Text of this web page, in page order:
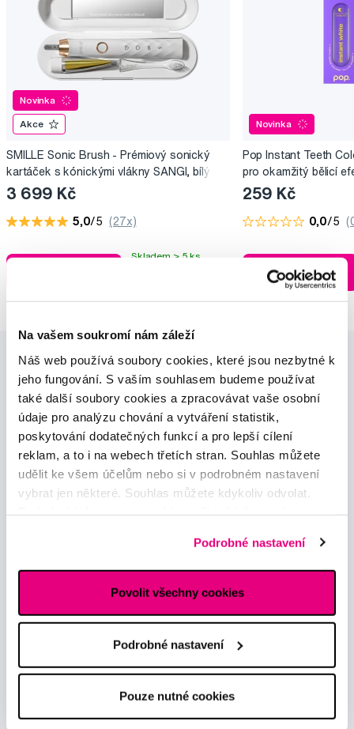
Na vašem soukromí nám záleží
Náš web používá soubory cookies, které jsou nezbytné k
jeho fungování. S vaším souhlasem budeme používat
také další soubory cookies a zpracovávat vaše osobní
údaje pro analýzu chování a vytváření statistik,
poskytování dodatečných funkcí a pro lepší cílení
reklam, a to i na webech třetích stran. Souhlas můžete
udělit ke všem účelům nebo si v podrobném nastavení
vybrat jen některé. Souhlas můžete kdykoliv odvolat.
Podrobné nastavení
Povolit všechny cookies
Podrobné nastavení
Pouze nutné cookies
Novinka
Akce
SMILLE Sonic Brush - Prémiový sonický
kartáček s kónickými vlákny SANGI, bílý
3 699 Kč
5,0/5 (27x)
Skladem > 5 ks
Novinka
Pop Instant Teeth
pro okamžitý bělicí
259 Kč
0,0/5
Do košíku
Novinky a nabídky
Odebírat
Chci dostávat informace o novinkách a akčních nabídkách